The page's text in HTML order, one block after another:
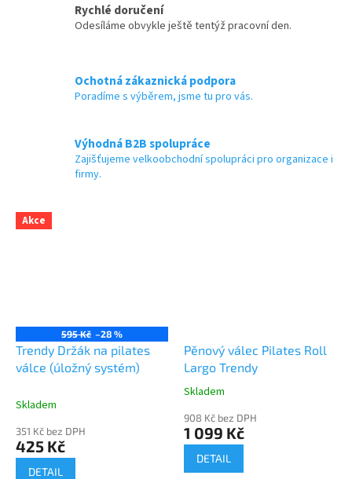
Rychlé doručení
Odesíláme obvykle ještě tentýž pracovní den.
Ochotná zákaznická podpora
Poradíme s výběrem, jsme tu pro vás.
Výhodná B2B spolupráce
Zajišťujeme velkoobchodní spolupráci pro organizace i
firmy.
Akce
595 Kč –28 %
Trendy Držák na pilates
válce (úložný systém)
Skladem
351 Kč bez DPH
425 Kč
DETAIL
Pěnový válec Pilates Roll
Largo Trendy
Průměrné
produktu
je
Skladem
908 Kč bez DPH
1 099 Kč
DETAIL